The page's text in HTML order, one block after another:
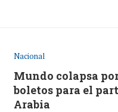
Nacional
Mundo colapsa
boletos para el
Arabia